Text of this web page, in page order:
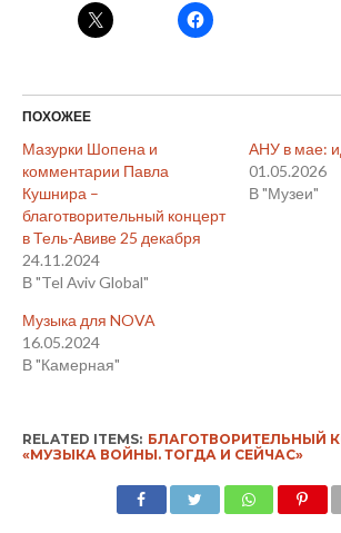
ПОХОЖЕЕ
Мазурки Шопена и
комментарии Павла
Кушнира –
благотворительный концерт
в Тель-Авиве 25 декабря
24.11.2024
В "Tel Aviv Global"
АНУ в мае:
01.05.2026
В "Музеи"
Музыка для NOVA
16.05.2024
В "Камерная"
RELATED ITEMS: БЛАГОТВОРИТЕЛЬНЫЙ
«МУЗЫКА ВОЙНЫ. ТОГДА И СЕЙЧАС»